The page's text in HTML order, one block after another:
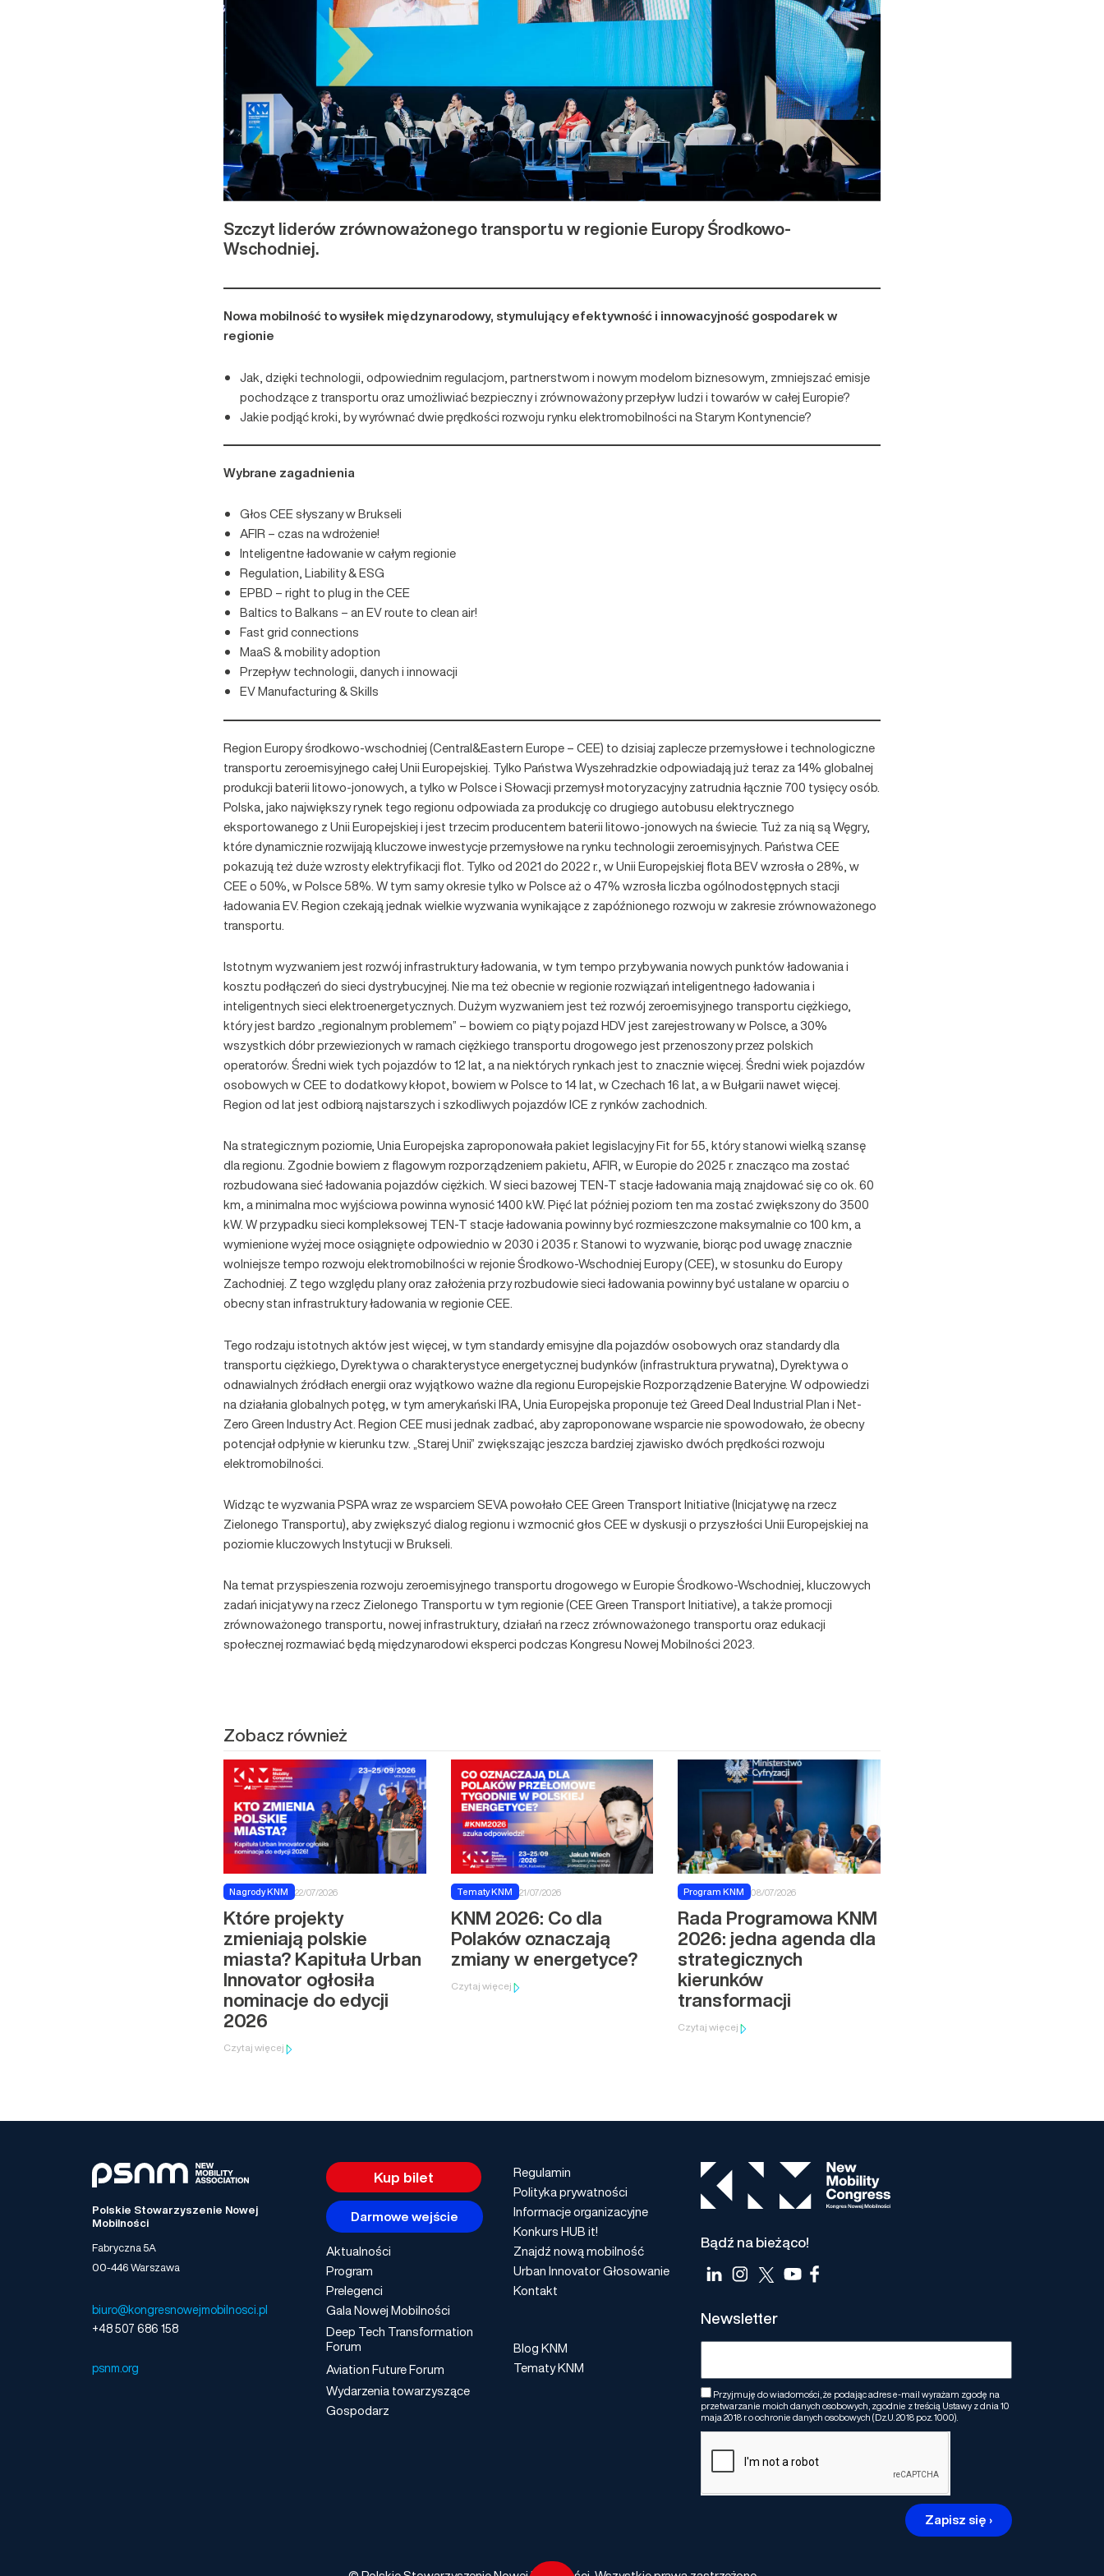
Szczyt liderów zrównoważonego transportu w regionie Europy Środkowo-
Wschodniej.
Nowa mobilność to wysiłek międzynarodowy, stymulujący efektywność i innowacyjność gospodarek w
regionie
Jak, dzięki technologii, odpowiednim regulacjom, partnerstwom i nowym modelom biznesowym, zmniejszać emisje
pochodzące z transportu oraz umożliwiać bezpieczny i zrównoważony przepływ ludzi i towarów w całej Europie?
Jakie podjąć kroki, by wyrównać dwie prędkości rozwoju rynku elektromobilności na Starym Kontynencie?
Wybrane zagadnienia
Głos CEE słyszany w Brukseli
AFIR – czas na wdrożenie!
Inteligentne ładowanie w całym regionie
Regulation, Liability & ESG
EPBD – right to plug in the CEE
Baltics to Balkans – an EV route to clean air!
Fast grid connections
MaaS & mobility adoption
Przepływ technologii, danych i innowacji
EV Manufacturing & Skills
Region Europy środkowo-wschodniej (Central&Eastern Europe – CEE) to dzisiaj zaplecze przemysłowe i technologiczne
transportu zeroemisyjnego całej Unii Europejskiej. Tylko Państwa Wyszehradzkie odpowiadają już teraz za 14% globalnej
produkcji baterii litowo-jonowych, a tylko w Polsce i Słowacji przemysł motoryzacyjny zatrudnia łącznie 700 tysięcy osób.
Polska, jako największy rynek tego regionu odpowiada za produkcję co drugiego autobusu elektrycznego
eksportowanego z Unii Europejskiej i jest trzecim producentem baterii litowo-jonowych na świecie. Tuż za nią są Węgry,
które dynamicznie rozwijają kluczowe inwestycje przemysłowe na rynku technologii zeroemisyjnych. Państwa CEE
pokazują też duże wzrosty elektryfikacji flot. Tylko od 2021 do 2022 r., w Unii Europejskiej flota BEV wzrosła o 28%, w
CEE o 50%, w Polsce 58%. W tym samy okresie tylko w Polsce aż o 47% wzrosła liczba ogólnodostępnych stacji
ładowania EV. Region czekają jednak wielkie wyzwania wynikające z zapóźnionego rozwoju w zakresie zrównoważonego
transportu.
Istotnym wyzwaniem jest rozwój infrastruktury ładowania, w tym tempo przybywania nowych punktów ładowania i
kosztu podłączeń do sieci dystrybucyjnej. Nie ma też obecnie w regionie rozwiązań inteligentnego ładowania i
inteligentnych sieci elektroenergetycznych. Dużym wyzwaniem jest też rozwój zeroemisyjnego transportu ciężkiego,
który jest bardzo „regionalnym problemem” – bowiem co piąty pojazd HDV jest zarejestrowany w Polsce, a 30%
wszystkich dóbr przewiezionych w ramach ciężkiego transportu drogowego jest przenoszony przez polskich
operatorów. Średni wiek tych pojazdów to 12 lat, a na niektórych rynkach jest to znacznie więcej. Średni wiek pojazdów
osobowych w CEE to dodatkowy kłopot, bowiem w Polsce to 14 lat, w Czechach 16 lat, a w Bułgarii nawet więcej.
Region od lat jest odbiorą najstarszych i szkodliwych pojazdów ICE z rynków zachodnich.
Na strategicznym poziomie, Unia Europejska zaproponowała pakiet legislacyjny Fit for 55, który stanowi wielką szansę
dla regionu. Zgodnie bowiem z flagowym rozporządzeniem pakietu, AFIR, w Europie do 2025 r. znacząco ma zostać
rozbudowana sieć ładowania pojazdów ciężkich. W sieci bazowej TEN-T stacje ładowania mają znajdować się co ok. 60
km, a minimalna moc wyjściowa powinna wynosić 1400 kW. Pięć lat później poziom ten ma zostać zwiększony do 3500
kW. W przypadku sieci kompleksowej TEN-T stacje ładowania powinny być rozmieszczone maksymalnie co 100 km, a
wymienione wyżej moce osiągnięte odpowiednio w 2030 i 2035 r. Stanowi to wyzwanie, biorąc pod uwagę znacznie
wolniejsze tempo rozwoju elektromobilności w rejonie Środkowo-Wschodniej Europy (CEE), w stosunku do Europy
Zachodniej. Z tego względu plany oraz założenia przy rozbudowie sieci ładowania powinny być ustalane w oparciu o
obecny stan infrastruktury ładowania w regionie CEE.
Tego rodzaju istotnych aktów jest więcej, w tym standardy emisyjne dla pojazdów osobowych oraz standardy dla
transportu ciężkiego, Dyrektywa o charakterystyce energetycznej budynków (infrastruktura prywatna), Dyrektywa o
odnawialnych źródłach energii oraz wyjątkowo ważne dla regionu Europejskie Rozporządzenie Bateryjne. W odpowiedzi
na działania globalnych potęg, w tym amerykański IRA, Unia Europejska proponuje też Greed Deal Industrial Plan i Net-
Zero Green Industry Act. Region CEE musi jednak zadbać, aby zaproponowane wsparcie nie spowodowało, że obecny
potencjał odpłynie w kierunku tzw. „Starej Unii” zwiększając jeszcza bardziej zjawisko dwóch prędkości rozwoju
elektromobilności.
Widząc te wyzwania PSPA wraz ze wsparciem SEVA powołało CEE Green Transport Initiative (Inicjatywę na rzecz
Zielonego Transportu), aby zwiększyć dialog regionu i wzmocnić głos CEE w dyskusji o przyszłości Unii Europejskiej na
poziomie kluczowych Instytucji w Brukseli.
Na temat przyspieszenia rozwoju zeroemisyjnego transportu drogowego w Europie Środkowo-Wschodniej, kluczowych
zadań inicjatywy na rzecz Zielonego Transportu w tym regionie (CEE Green Transport Initiative), a także promocji
zrównoważonego transportu, nowej infrastruktury, działań na rzecz zrównoważonego transportu oraz edukacji
społecznej rozmawiać będą międzynarodowi eksperci podczas Kongresu Nowej Mobilności 2023.
Zobacz również
Nagrody KNM 22/07/2026
Które projekty
zmieniają polskie
miasta? Kapituła Urban
Innovator ogłosiła
nominacje do edycji
2026
Czytaj więcej
Tematy KNM 21/07/2026
KNM 2026: Co dla
Polaków oznaczają
zmiany w energetyce?
Czytaj więcej
Program KNM 08/07/2026
Rada Programowa KNM
2026: jedna agenda dla
strategicznych
kierunków
transformacji
Czytaj więcej
Polskie Stowarzyszenie Nowej
Mobilności
Fabryczna 5A
00-446 Warszawa
biuro@kongresnowejmobilnosci.pl
+48 507 686 158
psnm.org
Kup bilet
Darmowe wejście
Aktualności
Program
Prelegenci
Gala Nowej Mobilności
Deep Tech Transformation
Forum
Aviation Future Forum
Wydarzenia towarzyszące
Gospodarz
Regulamin
Polityka prywatności
Informacje organizacyjne
Konkurs HUB it!
Znajdź nową mobilność
Urban Innovator Głosowanie
Kontakt
Blog KNM
Tematy KNM
Bądź na bieżąco!
Newsletter
Przyjmuję do wiadomości, że podając adres e-mail wyrażam zgodę na
przetwarzanie moich danych osobowych, zgodnie z treścią Ustawy z dnia 10
maja 2018 r. o ochronie danych osobowych (Dz.U. 2018 poz. 1000).
Zapisz się ›